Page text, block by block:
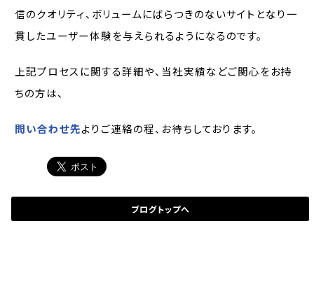
信のクオリティ、ボリュームにばらつきのないサイトとなり一
貫したユーザー体験を与えられるようになるのです。
上記プロセスに関する詳細や、当社実績などご関心をお持
ちの方は、
問い合わせ先よりご連絡の程、お待ちしております。
ブログトップへ